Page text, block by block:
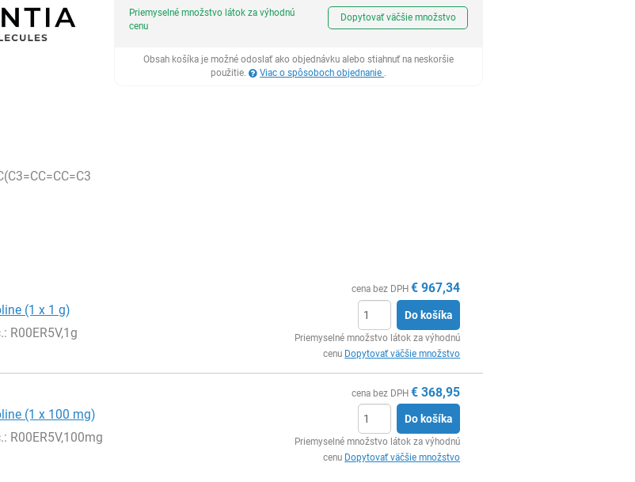
Ks
Priemyselné množstvo látok za výhodnú
cenu
Dopytovať väčšie množstvo
Obsah košíka je možné odoslať ako objednávku alebo stiahnuť na neskoršie
použitie.
Viac o spôsoboch objednanie .
(1 x 1 g)
: R00ER5V,1g
cena bez DPH € 967,34
Do košíka
Priemyselné množstvo látok za výhodnú
cenu Dopytovať väčšie množstvo
(1 x 100 mg)
: R00ER5V,100mg
cena bez DPH € 368,95
Do košíka
Priemyselné množstvo látok za výhodnú
cenu Dopytovať väčšie množstvo